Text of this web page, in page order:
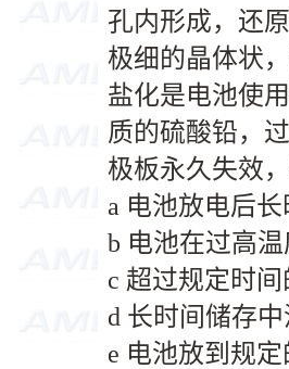
孔内形成，还
极细的晶体状
盐化是电池使
质的硫酸铅，
极板永久失效
a 电池放电后
b 电池在过高温
c 超过规定时间
d 长时间储存
e 电池放到规